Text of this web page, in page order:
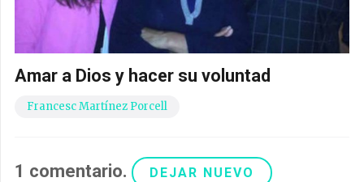
Amar a Dios y hacer su voluntad
Francesc Martínez Porcell
1 comentario. DEJAR NUEVO